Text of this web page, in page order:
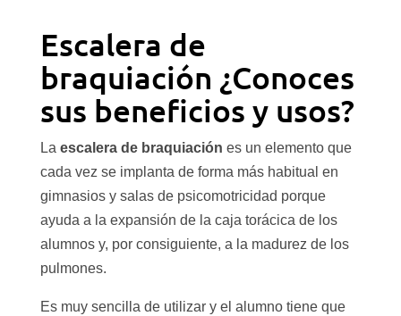
Escalera de
braquiación ¿Conoces
sus beneficios y usos?
La escalera de braquiación es un elemento que
cada vez se implanta de forma más habitual en
gimnasios y salas de psicomotricidad porque
ayuda a la expansión de la caja torácica de los
alumnos y, por consiguiente, a la madurez de los
pulmones.
Es muy sencilla de utilizar y el alumno tiene que